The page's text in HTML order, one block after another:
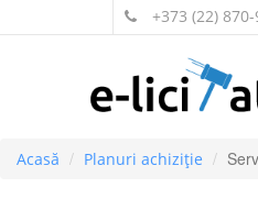
+373 (22) 870-
Acasă Planuri achiziție